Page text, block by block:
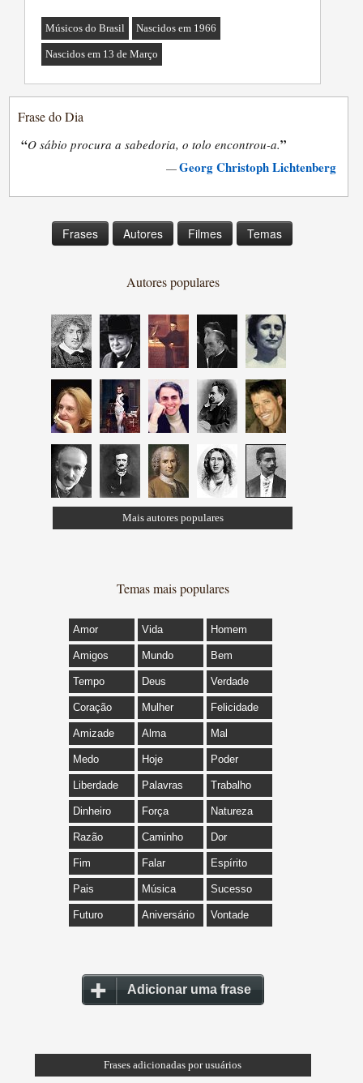
Músicos do Brasil Nascidos em 1966
Nascidos em 13 de Março
Frase do Dia
“O sábio procura a sabedoria, o tolo encontrou-a.”
—Georg Christoph Lichtenberg
Frases Autores Filmes Temas
Autores populares
Mais autores populares
Temas mais populares
Amor Vida Homem
Amigos Mundo Bem
Tempo Deus Verdade
Coração Mulher Felicidade
Amizade Alma Mal
Medo Hoje Poder
Liberdade Palavras Trabalho
Dinheiro Força Natureza
Razão Caminho Dor
Fim Falar Espírito
Pais Música Sucesso
Futuro Aniversário Vontade
Adicionar uma frase
Frases adicionadas por usuários